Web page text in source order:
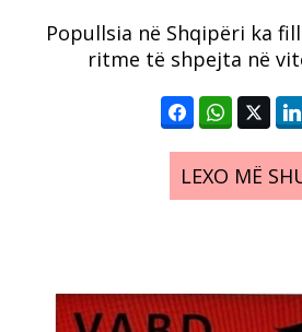
Popullsia në Shqipëri ka
ritme të shpejta në
LEXO MË